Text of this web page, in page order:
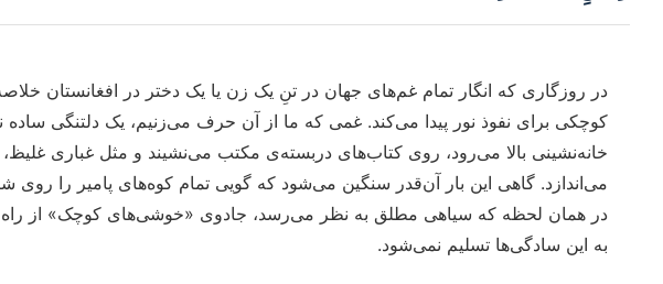
در روزگاری که انگار تمام غم‌های جهان در تنِ یک زن یا یک دختر در افغانستان
کوچکی برای نفوذ نور پیدا می‌کند. غمی که ما از آن حرف می‌زنیم، یک دلتنگی ساده
خانه‌نشینی بالا می‌رود، روی کتاب‌های دربسته‌ی مکتب می‌نشیند و مثل غباری
می‌اندازد. گاهی این بار آن‌قدر سنگین می‌شود که گویی تمام کوه‌های پامیر را روی
در همان لحظه که سیاهی مطلق به نظر می‌رسد، جادوی «خوشی‌های کوچک» از
به این سادگی‌ها تسلیم نمی‌شود.